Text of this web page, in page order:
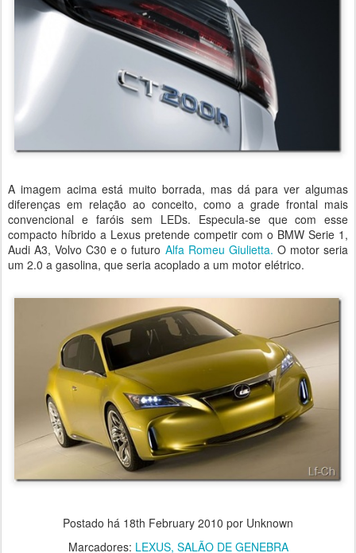
A imagem acima está muito borrada, mas dá para ver algumas
diferenças em relação ao conceito, como a grade frontal mais
convencional e faróis sem LEDs. Especula-se que com esse
compacto híbrido a Lexus pretende competir com o BMW Serie 1,
Audi A3, Volvo C30 e o futuro Alfa Romeu Giulietta. O motor seria
um 2.0 a gasolina, que seria acoplado a um motor elétrico.
Postado há 18th February 2010 por Unknown
Marcadores: LEXUS SALÃO DE GENEBRA